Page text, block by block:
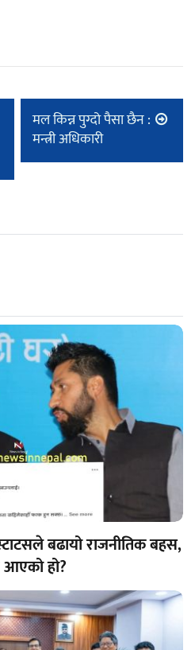
मल किन्न पुग्दो पैसा छैन :
मन्त्री अधिकारी
बढायो राजनीतिक बहस,
आएको हो?